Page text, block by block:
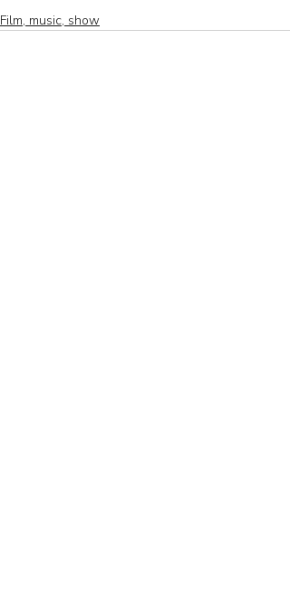
Film, music, show